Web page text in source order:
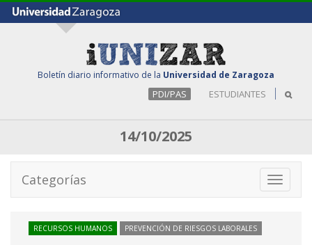
Boletín diario informativo de la Universidad de Zaragoza
PDI/PAS ESTUDIANTES
14/10/2025
Toggle
Categorías
RECURSOS HUMANOS PREVENCIÓN DE RIESGOS LABORALES